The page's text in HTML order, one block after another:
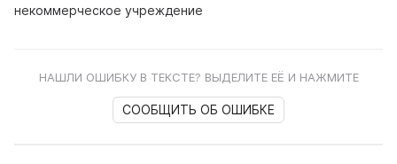
некоммерческое учреждение
НАШЛИ ОШИБКУ В ТЕКСТЕ? ВЫДЕЛИТЕ ЕЁ И НАЖМИТЕ
СООБЩИТЬ ОБ ОШИБКЕ